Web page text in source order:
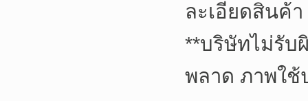
ละเอียดสินค้
**บริษัทไม่รับ
พลาด ภาพใ